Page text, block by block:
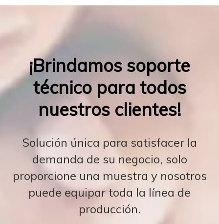
¡Brindamos soporte
técnico para todos
nuestros clientes!
Solución única para satisfacer la
demanda de su negocio, solo
proporcione una muestra y nosotros
puede equipar toda la línea de
producción.